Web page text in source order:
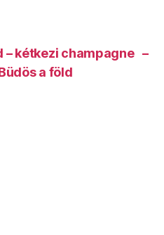
– kétkezi champagne –
a föld